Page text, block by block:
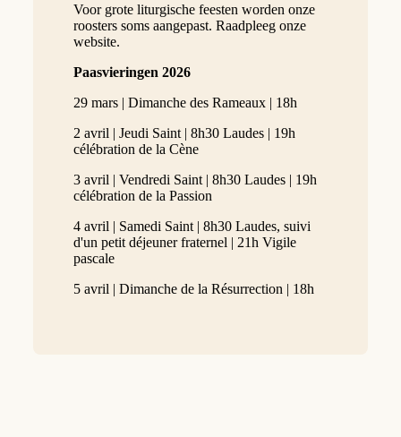
Voor grote liturgische feesten worden onze
roosters soms aangepast. Raadpleeg onze
website.
Paasvieringen 2026
29 mars | Dimanche des Rameaux | 18h
2 avril | Jeudi Saint | 8h30 Laudes | 19h
célébration de la Cène
3 avril | Vendredi Saint | 8h30 Laudes | 19h
célébration de la Passion
4 avril | Samedi Saint | 8h30 Laudes, suivi
d'un petit déjeuner fraternel | 21h Vigile
pascale
5 avril | Dimanche de la Résurrection | 18h